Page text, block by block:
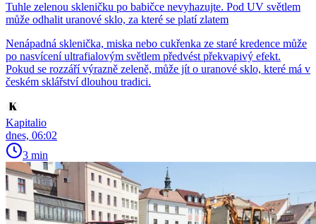
Tuhle zelenou skleničku po babičce nevyhazujte. Pod UV světlem
může odhalit uranové sklo, za které se platí zlatem
Nenápadná sklenička, miska nebo cukřenka ze staré kredence může
po nasvícení ultrafialovým světlem předvést překvapivý efekt.
Pokud se rozzáří výrazně zeleně, může jít o uranové sklo, které má v
českém sklářství dlouhou tradici.
Kapitalio
dnes, 06:02
3 min